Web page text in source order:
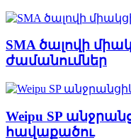
SMA ծալովի
ժամանումներ
Weipu SP
հավաքածու